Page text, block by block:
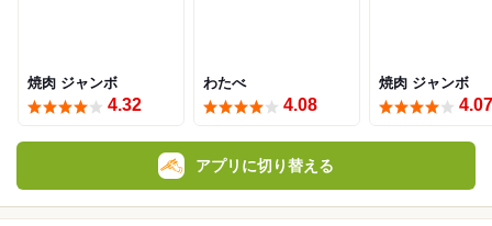
焼肉 ジャンボ
4.32
わたべ
4.08
焼肉 ジャンボ
4.07
アプリに切り替える